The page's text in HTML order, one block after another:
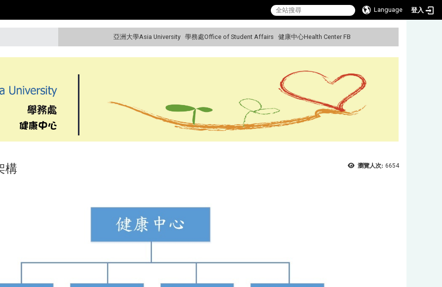
Language 登入
亞洲大學Asia University 學務處Office of Student Affairs 健康中心Health Center FB
瀏覽人次: 6654
構